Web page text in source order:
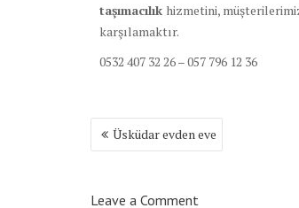
taşımacılık hizmetini,
karşılamaktır.
0532 407 32 26 – 057 796 12 36
Yazı
dolaşımı
Üsküdar evden eve
Leave a Comment